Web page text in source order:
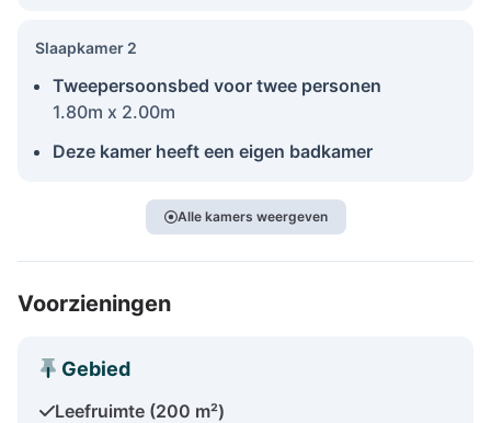
Slaapkamer 2
Tweepersoonsbed voor twee personen
1.80m x 2.00m
Deze kamer heeft een eigen badkamer
Alle kamers weergeven
Voorzieningen
Gebied
Leefruimte (200 m²)